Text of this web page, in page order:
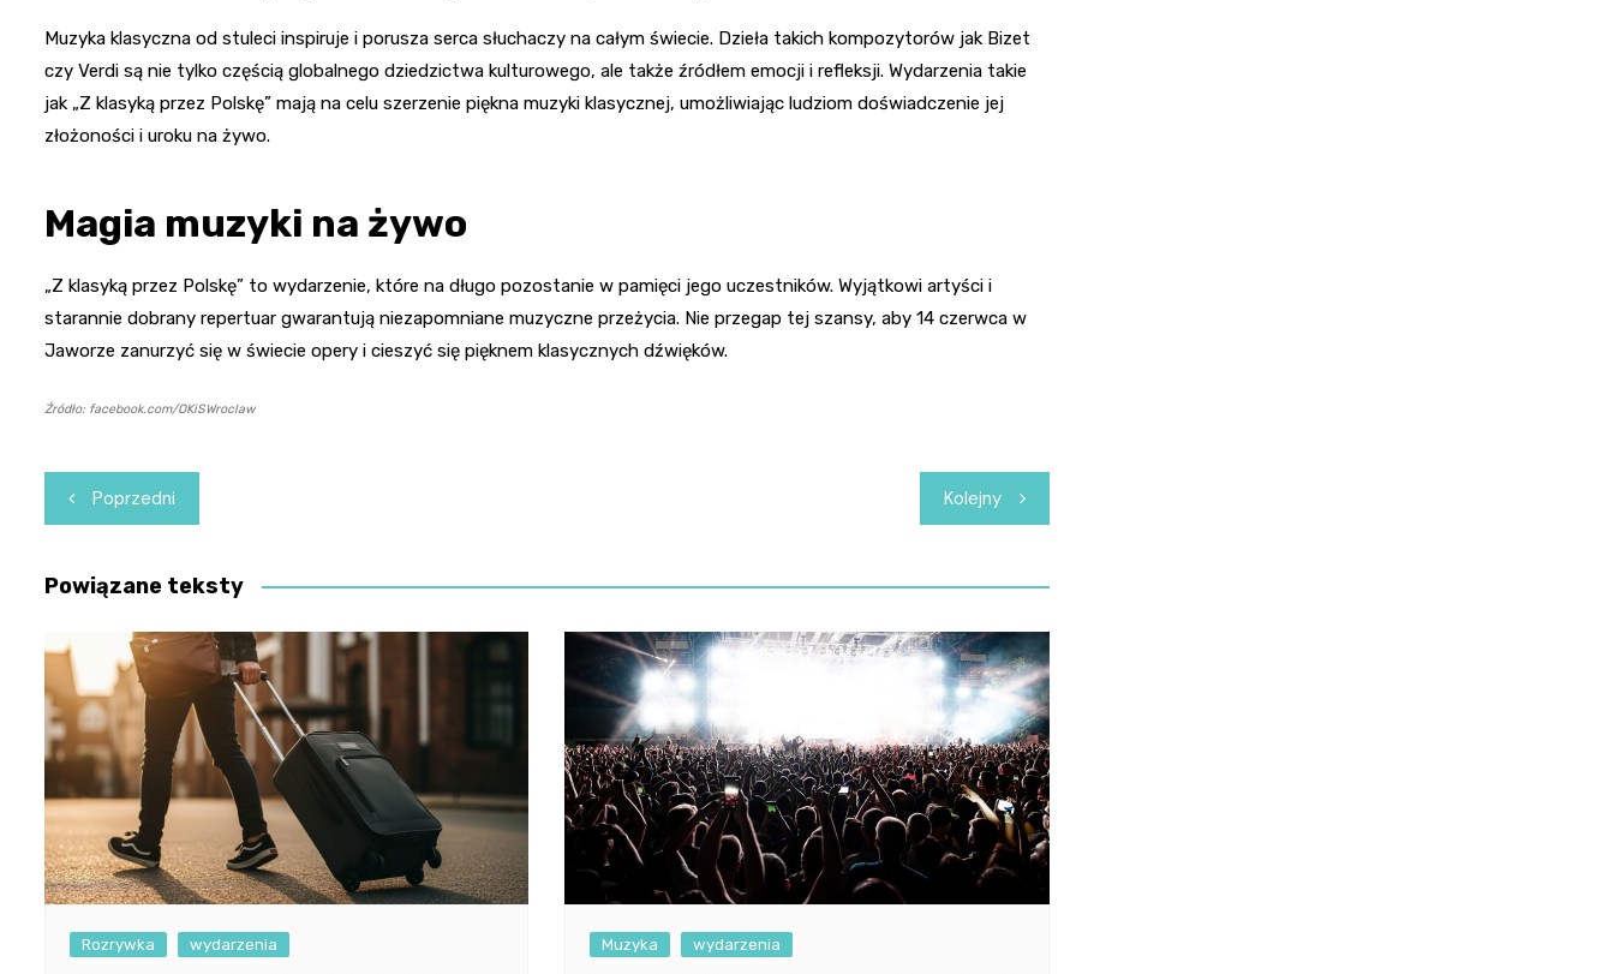
Muzyka klasyczna od stuleci inspiruje i porusza serca słuchaczy na całym świecie. Dzieła takich kompozytorów jak Bizet
czy Verdi są nie tylko częścią globalnego dziedzictwa kulturowego, ale także źródłem emocji i refleksji. Wydarzenia takie
jak „Z klasyką przez Polskę” mają na celu szerzenie piękna muzyki klasycznej, umożliwiając ludziom doświadczenie jej
złożoności i uroku na żywo.
Magia muzyki na żywo
„Z klasyką przez Polskę” to wydarzenie, które na długo pozostanie w pamięci jego uczestników. Wyjątkowi artyści i
starannie dobrany repertuar gwarantują niezapomniane muzyczne przeżycia. Nie przegap tej szansy, aby 14 czerwca w
Jaworze zanurzyć się w świecie opery i cieszyć się pięknem klasycznych dźwięków.
Źródło: facebook.com/OKiSWroclaw
Nawigacja
wpisu
Poprzedni Kolejny
Powiązane teksty
Rozrywka wydarzenia Muzyka wydarzenia